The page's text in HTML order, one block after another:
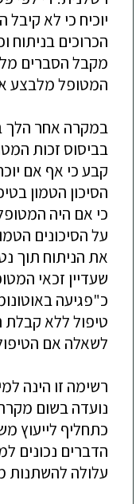
יוכיח כי לא
הכרוכים בניתוח
מקבל הסברים
המטופל מלבצע
במקרה אחר הלך
בביסוס זכות
קבע כי אף אם
הסיכון הטמון
כי אם היה
על הסיכונים
את הניתוח תוך
שעדיין זכאי
כ"פגיעה
טיפול ללא
לשאלה אם
רשימה זו הינה
נועדה בשום
כתחליף לייעוץ
הדברים נכונים
עלולה